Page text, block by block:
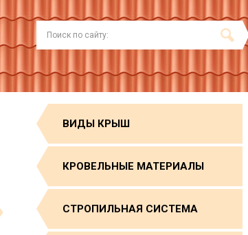
ВИДЫ КРЫШ
КРОВЕЛЬНЫЕ МАТЕРИАЛЫ
СТРОПИЛЬНАЯ СИСТЕМА